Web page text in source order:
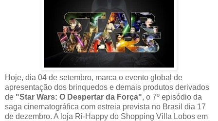
Hoje, dia 04 de setembro, marca o evento global de
apresentação dos brinquedos e demais produtos derivados
de "Star Wars: O Despertar da Força", o 7º episódio da
saga cinematográfica com estreia prevista no Brasil dia 17
de dezembro. A loja Ri-Happy do Shopping Villa Lobos em